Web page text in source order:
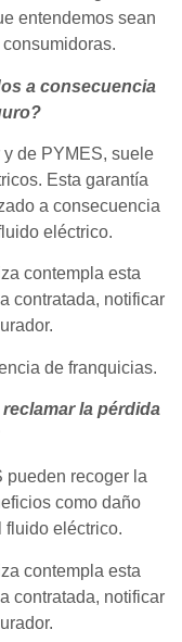
entendemos sean
a consecuencia
de PYMES, suele
Esta garantía
a consecuencia
eléctrico.
contempla esta
contratada, notificar
de franquicias.
la pérdida
pueden recoger la
como daño
eléctrico.
contempla esta
contratada, notificar